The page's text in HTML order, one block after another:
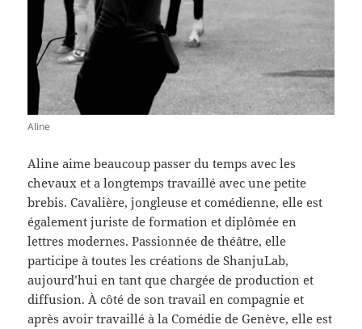
Aline
Aline aime beaucoup passer du temps avec les
chevaux et a longtemps travaillé avec une petite
brebis. Cavalière, jongleuse et comédienne, elle est
également juriste de formation et diplômée en
lettres modernes. Passionnée de théâtre, elle
participe à toutes les créations de ShanjuLab,
aujourd’hui en tant que chargée de production et
diffusion. À côté de son travail en compagnie et
après avoir travaillé à la Comédie de Genève, elle est